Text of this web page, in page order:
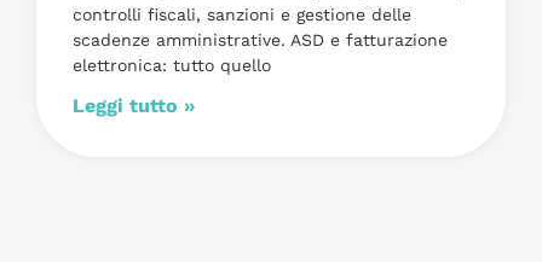
controlli fiscali, sanzioni e gestione delle
scadenze amministrative. ASD e fatturazione
elettronica: tutto quello
Leggi tutto »